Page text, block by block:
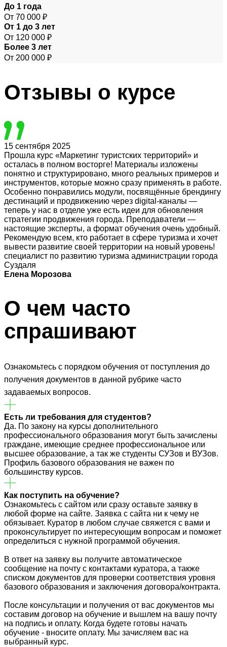
До 1 года
От 70 000 ₽
От 1 до 3 лет
От 120 000 ₽
Более 3 лет
От 200 000 ₽
Отзывы о курсе
15 сентября 2025
Прошла курс «Маркетинг туристских территорий» и
осталась в полном восторге! Материалы изложены
понятно и структурировано, много реальных примеров и
инструментов, которые можно сразу применять в работе.
Особенно понравились модули, посвящённые брендингу
дестинаций и продвижению через digital-каналы —
теперь у нас в отделе уже есть идеи для обновления
стратегии продвижения города. Преподаватели —
настоящие эксперты, а формат обучения очень удобный.
Рекомендую всем, кто работает в сфере туризма и хочет
вывести развитие своей территории на новый уровень!
специалист по развитию туризма администрации города
Суздаля
Елена Морозова
О чем часто
спрашивают
Ознакомьтесь с порядком обучения от поступления до
получения документов в данной рубрике часто
задаваемых вопросов.
Есть ли требования для студентов?
Да. По закону на курсы дополнительного
профессионального образования могут быть зачислены
граждане, имеющие среднее профессиональное или
высшее образование, а так же студенты СУЗов и ВУЗов.
Профиль базового образования не важен по
большинству курсов.
Как поступить на обучение?
Ознакомьтесь с сайтом или сразу оставьте заявку в
любой форме на сайте. Заявка с сайта ни к чему не
обязывает. Куратор в любом случае свяжется с вами и
проконсультирует по интересующим вопросам и поможет
определиться с нужной программой обучения.
В ответ на заявку вы получите автоматическое
сообщение на почту с контактами куратора, а также
списком документов для проверки соответствия уровня
базового образования и заключения договора/контракта.
После консультации и получения от вас документов мы
составим договор на обучение и вышлем на вашу почту
на подпись и оплату. Когда будете готовы начать
обучение - вносите оплату. Мы зачисляем вас на
выбранный курс.